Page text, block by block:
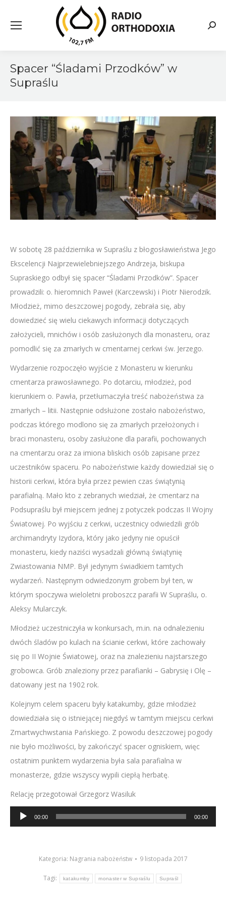
Spacer “Śladami Przodków” w
Supraślu
W sobotę 28 października w Supraślu z błogosławieństwa Jego
Ekscelencji Najprzewielebniejszego Andrzeja, biskupa
Supraskiego odbył się spacer “Śladami Przodków”. Spacer
prowadzili: o. hieromnich Paweł (Karczewski) i Piotr Nierodzik.
Młodzież, mimo deszczowej pogody, zebrała się, aby
dowiedzieć się wielu ciekawych informacji dotyczących
założycieli, mnichów i osób zasłużonych dla monasteru, oraz
pomodlić się za zmarłych w cmentarnej cerkwi św. Jerzego.
Wydarzenie rozpoczęło wyjście z Monasteru w kierunku
cmentarza prawosławnego. Po dotarciu, młodzież, pod
kierunkiem o. Pawła, przetłumaczyła treść nabożeństwa za
zmarłych – litii. Następnie odsłużone zostało nabożeństwo,
podczas którego modlono się za zmarłych przełożonych i
braci monasteru, osoby zasłużone dla parafii, pochowanych
na cmentarzu oraz za imiona bliskich osób zapisane przez
uczestników spaceru. Po nabożeństwie każdy dowiedział się o
historii cerkwi, która była przez pewien czas świątynią
parafialną. Mało kto z zebranych wiedział, że cmentarz na
Podsupraślu był miejscem jednej z potyczek podczas II Wojny
Światowej. Po wyjściu z cerkwi, uczestnicy odwiedzili grób
archimandryty Izydora, który jako jedyny nie opuścił
monasteru, kiedy naziści wysadzali główną świątynię
Zwiastowania NMP. Był jedynym świadkiem tamtych
wydarzeń. Następnym odwiedzonym grobem był ten, w
którym spoczywa wieloletni proboszcz parafii W Supraślu, o.
Aleksy Mularczyk.
Młodzież uczestniczyła w konkursach, m.in. na odnalezieniu
dwóch śladów po kulach na ścianie cerkwi, które zachowały
się po II Wojnie Światowej, oraz na znalezieniu najstarszego
grobowca. Grób znaleziony przez parafianki – Gabrysię i Olę –
datowany jest na 1902 rok.
Kolejnym celem spaceru były katakumby, gdzie młodzież
dowiedziała się o istniejącej niegdyś w tamtym miejscu cerkwi
Zmartwychwstania Pańskiego. Z powodu deszczowej pogody
nie było możliwości, by zakończyć spacer ogniskiem, więc
ostatnim punktem wydarzenia była sala parafialna w
monasterze, gdzie wszyscy wypili ciepłą herbatę.
Relację przegotował Grzegorz Wasiluk
Odtwarzacz
plików
00:00 00:00
Kategoria: Nagrania nabożeństw 9 listopada 2017
Tagi: katakumby monaster w Supraślu Supraśl